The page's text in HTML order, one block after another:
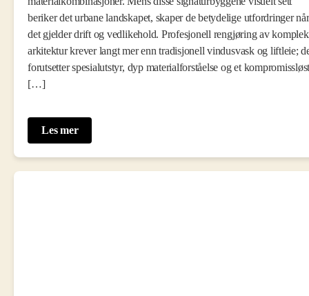
beriker det urbane landskapet, skaper de betydelige utfordringer når
det gjelder drift og vedlikehold. Profesjonell rengjøring av
arkitektur krever langt mer enn tradisjonell vindusvask og liftleie;
forutsetter spesialutstyr, dyp materialforståelse og et
[…]
Les mer